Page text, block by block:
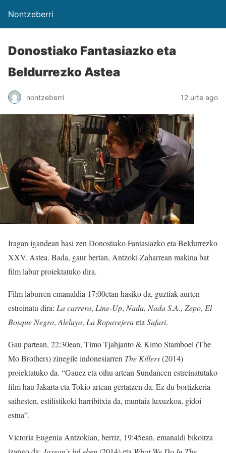
Nontzeberri
Donostiako Fantasiazko eta
Beldurrezko Astea
nontzeberri 12 urte ago
Iragan igandean hasi zen Donostiako Fantasiazko eta Beldurrezko
XXV. Astea. Bada, gaur bertan, Antzoki Zaharrean makina bat
film labur proiektatuko dira.
Film laburren emanaldia 17:00etan hasiko da, guztiak aurten
estreinatu dira: La carrera, Line-Up, Nada, Nada S.A., Zepo, El
Bosque Negro, Aleluya, La Ropavejeraeta Safari.
Gau partean, 22:30ean, Timo Tjahjanto & Kimo Stamboel (The
Mo Brothers) zinegile indonesiarren The Killers(2014)
proiektatuko da. “Gauez eta oihu artean Sundancen estreinatutako
film hau Jakarta eta Tokio artean gertatzen da. Ez du bortizkeria
saihesten, estilistikoki harribitxia da, muntaia luxuzkoa, gidoi
estua”.
Victoria Eugenia Antzokian, berriz, 19:45ean, emanaldi bikoitza